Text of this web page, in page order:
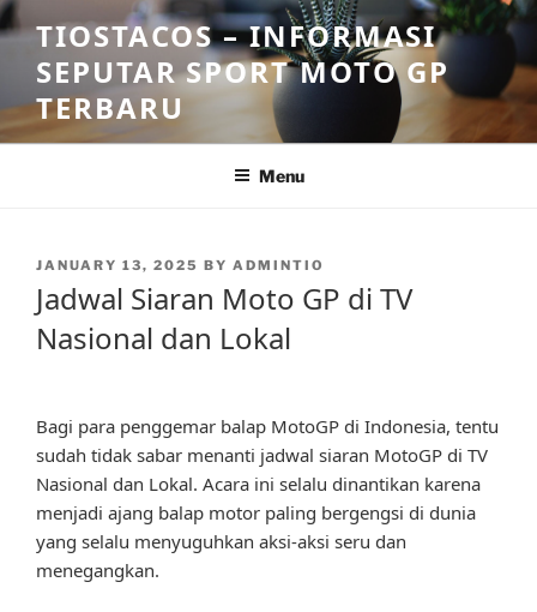
Skip
to
content
TIOSTACOS – INFORMASI
SEPUTAR SPORT MOTO GP
TERBARU
Menu
POSTED
JANUARY 13, 2025 BY ADMINTIO
Jadwal Siaran Moto GP di TV
Nasional dan Lokal
Bagi para penggemar balap MotoGP di Indonesia, tentu
sudah tidak sabar menanti jadwal siaran MotoGP di TV
Nasional dan Lokal. Acara ini selalu dinantikan karena
menjadi ajang balap motor paling bergengsi di dunia
yang selalu menyuguhkan aksi-aksi seru dan
menegangkan.